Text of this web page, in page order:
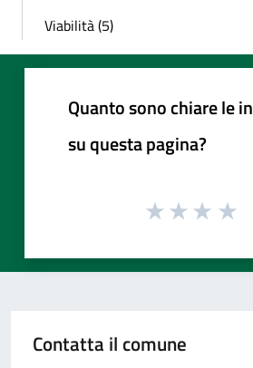
Viabilità (5)
Quanto sono chiare le
su questa pagina?
Contatta il comune